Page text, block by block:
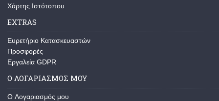
Χάρτης Ιστότοπου
EXTRAS
Ευρετήριο Κατασκευαστών
Προσφορές
Εργαλεία GDPR
Ο ΛΟΓΑΡΙΑΣΜΌΣ ΜΟΥ
O Λογαριασμός μου